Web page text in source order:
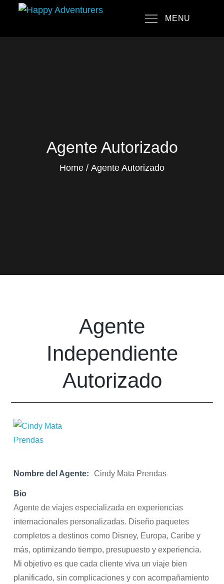
content
MENU
Agente Autorizado
Home Agente Autorizado
Agente
Independiente
Autorizado
Nombre del Agente: Cindy Mata Prendas
Bio
Agente de viajes especializada en experiencias
internacionales personalizadas. Diseño paquetes
completos a destinos como Disney, Europa, Caribe y
más, optimizando tiempo, presupuesto y experiencia.
Mi objetivo es que cada cliente viva un viaje bien
planificado, sin complicaciones y con acompañamiento